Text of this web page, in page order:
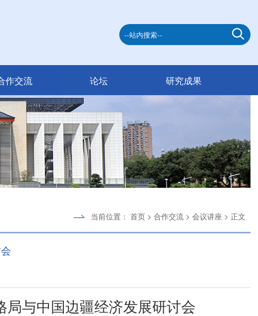
作交流 论坛 研究成果
当前位置： 首页 > 合作交流 > 会议讲座 > 正文
局与中国边疆经济发展研讨会